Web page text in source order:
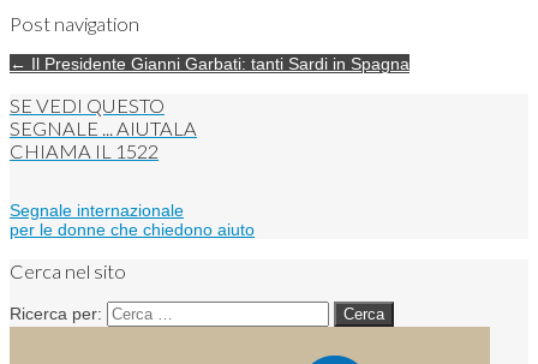
Post navigation
← Il Presidente Gianni Garbati: tanti Sardi in Spagna
SE VEDI QUESTO
SEGNALE ... AIUTALA
CHIAMA IL 1522
Segnale internazionale
per le donne che chiedono aiuto
Cerca nel sito
Ricerca per: